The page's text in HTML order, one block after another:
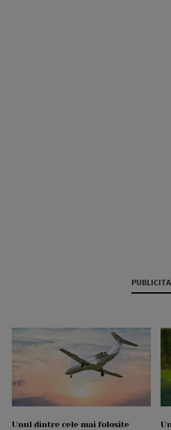
Unul dintre cele mai folosite